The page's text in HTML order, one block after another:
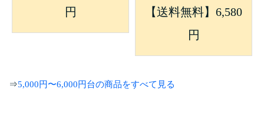
円
【送料無料】6,580
円
⇒5,000円〜6,000円台の商品をすべて見る